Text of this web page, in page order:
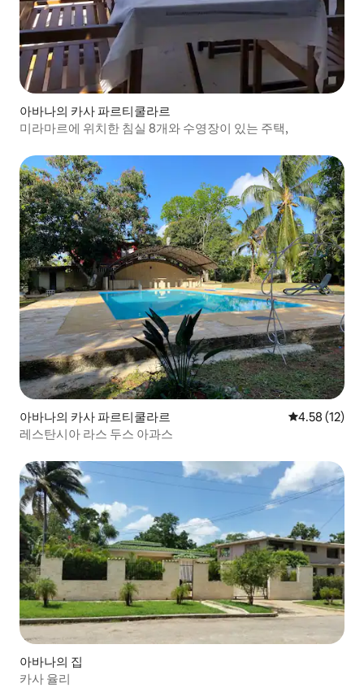
아바나의 카사 파르티쿨라르
미라마르에 위치한 침실 8개와 수영장이 있는 주택,
아바나의 카사 파르티쿨라르 평점 4.58점
4.58 (12)
레스탄시아 라스 두스 아과스
아바나의 집
카사 율리